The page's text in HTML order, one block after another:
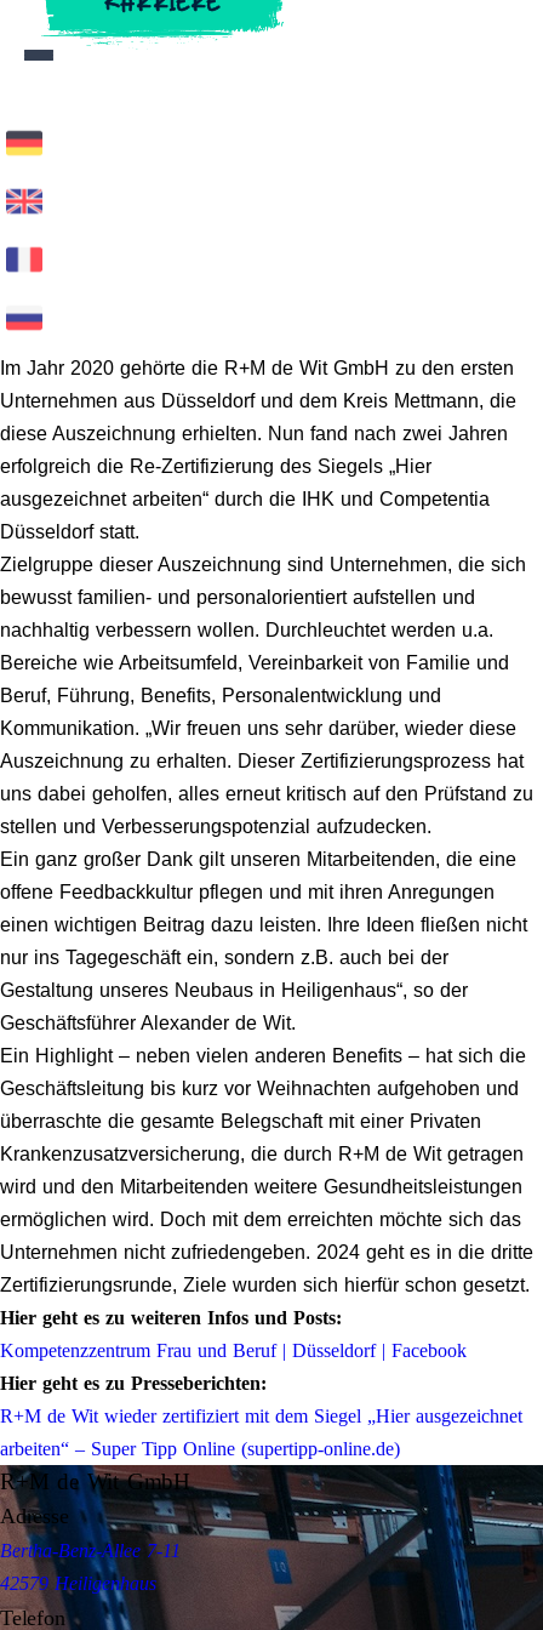
Im Jahr 2020 gehörte die R+M de Wit GmbH zu den ersten
Unternehmen aus Düsseldorf und dem Kreis Mettmann, die
diese Auszeichnung erhielten. Nun fand nach zwei Jahren
erfolgreich die Re-Zertifizierung des Siegels „Hier
ausgezeichnet arbeiten“ durch die IHK und Competentia
Düsseldorf statt.
Zielgruppe dieser Auszeichnung sind Unternehmen, die sich
bewusst familien- und personalorientiert aufstellen und
nachhaltig verbes­sern wollen. Durchleuchtet werden u.a.
Bereiche wie Arbeitsumfeld, Vereinbarkeit von Familie und
Beruf, Führung, Benefits, Personalentwicklung und
Kommunikation. „Wir freuen uns sehr darüber, wieder diese
Auszeichnung zu erhalten. Dieser Zertifizierungsprozess hat
uns dabei geholfen, alles erneut kritisch auf den Prüfstand zu
stellen und Verbesserungspotenzial aufzudecken.
Ein ganz großer Dank gilt unseren Mitarbeitenden, die eine
offene Feedbackkultur pflegen und mit ihren Anregungen
einen wichtigen Beitrag dazu leisten. Ihre Ideen fließen nicht
nur ins Tagegeschäft ein, sondern z.B. auch bei der
Gestaltung unseres Neubaus in Heiligenhaus“, so der
Geschäftsführer Alexander de Wit.
Ein Highlight – neben vielen anderen Benefits – hat sich die
Geschäftsleitung bis kurz vor Weihnachten aufgehoben und
überraschte die gesamte Belegschaft mit einer Privaten
Krankenzusatzversicherung, die durch R+M de Wit getragen
wird und den Mitarbeitenden weitere Gesundheitsleistungen
ermöglichen wird. Doch mit dem erreichten möchte sich das
Unternehmen nicht zufriedengeben. 2024 geht es in die dritte
Zertifizierungsrunde, Ziele wurden sich hierfür schon gesetzt.
Hier geht es zu weiteren Infos und Posts:
Kompetenzzentrum Frau und Beruf | Düsseldorf | Facebook
Hier geht es zu Presseberichten:
R+M de Wit wieder zertifiziert mit dem Siegel „Hier ausgezeichnet
arbeiten“ – Super Tipp Online (supertipp-online.de)
R+M de Wit GmbH
Adresse
Bertha-Benz-Allee 7-11
42579 Heiligenhaus
Telefon